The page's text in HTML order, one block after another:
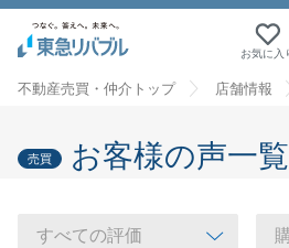
お気に入
不動産売買・仲介トップ 店舗情報
売買 お客様の声一覧